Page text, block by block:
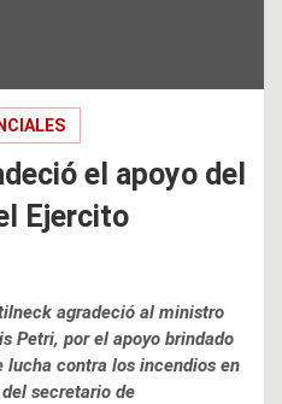
el apoyo del
Ejercito
agradeció al ministro
Petri, por el apoyo brindado
lucha contra los incendios en
secretario de